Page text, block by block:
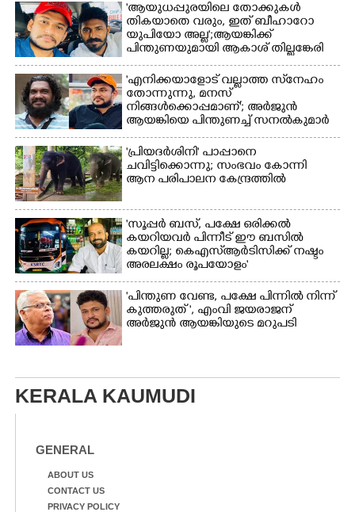
മത്സരത്തിനിടെ സിന്തറ്റിക്
ട്രാക്കിന് കുറുകെ ഓടുന്ന
നായകൾ.
'ആയുധപ്പുരയിലെ തോക്കുകൾ
തികയാതെ വരും, ഇത് ബീഹാറോ
യുപിയോ അല്ല';ആയങ്കിക്ക്
പിന്തുണയുമായി ആകാശ് തില്ലങ്കേരി
'എനിക്കയാളോട് വല്ലാത്ത സ്‌നേഹം
തോന്നുന്നു, മനസ്
നിങ്ങൾക്കൊപ്പമാണ്'; അർജുൻ
ആയങ്കിയെ പിന്തുണച്ച് സനൽകുമാർ
'പ്രിയദർശിനി' പാപ്പാനെ
ചവിട്ടിക്കൊന്നു; സംഭവം കോന്നി
ആന പരിപാലന കേന്ദ്രത്തിൽ
'സൂപ്പർ ബസ്, പക്ഷേ ഒരിക്കൽ
കയറിയവർ പിന്നീട് ഈ ബസിൽ
കയറില്ല; കെഎസ്ആർടിസിക്ക് നഷ്ടം
അരലക്ഷം രൂപയോളം'
"പിന്തുണ വേണ്ട,​ പക്ഷേ പിന്നിൽ നിന്ന്
കുത്തരുത് ", എംവി ജയരാജന്
അർജുൻ ആയങ്കിയുടെ മറുപടി
KERALA KAUMUDI
GENERAL
ABOUT US
CONTACT US
PRIVACY POLICY